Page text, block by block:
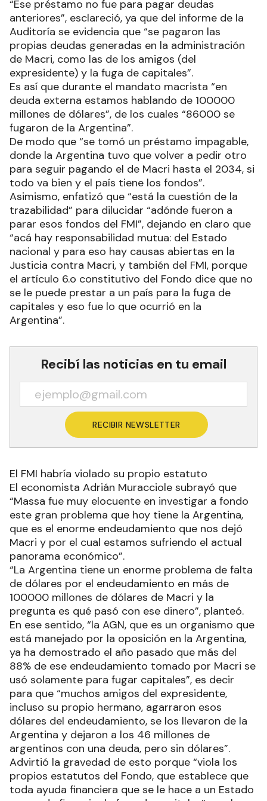
“Ese préstamo no fue para pagar deudas
anteriores”, esclareció, ya que del informe de la
Auditoría se evidencia que “se pagaron las
propias deudas generadas en la administración
de Macri, como las de los amigos (del
expresidente) y la fuga de capitales”.
Es así que durante el mandato macrista “en
deuda externa estamos hablando de 100000
millones de dólares”, de los cuales “86000 se
fugaron de la Argentina”.
De modo que “se tomó un préstamo impagable,
donde la Argentina tuvo que volver a pedir otro
para seguir pagando el de Macri hasta el 2034, si
todo va bien y el país tiene los fondos”.
Asimismo, enfatizó que “está la cuestión de la
trazabilidad” para dilucidar “adónde fueron a
parar esos fondos del FMI”, dejando en claro que
“acá hay responsabilidad mutua: del Estado
nacional y para eso hay causas abiertas en la
Justicia contra Macri, y también del FMI, porque
el artículo 6.o constitutivo del Fondo dice que no
se le puede prestar a un país para la fuga de
capitales y eso fue lo que ocurrió en la
Argentina”.
Recibí las noticias en tu email
RECIBIR NEWSLETTER
El FMI habría violado su propio estatuto
El economista Adrián Muracciole subrayó que
“Massa fue muy elocuente en investigar a fondo
este gran problema que hoy tiene la Argentina,
que es el enorme endeudamiento que nos dejó
Macri y por el cual estamos sufriendo el actual
panorama económico”.
“La Argentina tiene un enorme problema de falta
de dólares por el endeudamiento en más de
100000 millones de dólares de Macri y la
pregunta es qué pasó con ese dinero”, planteó.
En ese sentido, “la AGN, que es un organismo que
está manejado por la oposición en la Argentina,
ya ha demostrado el año pasado que más del
88% de ese endeudamiento tomado por Macri se
usó solamente para fugar capitales”, es decir
para que “muchos amigos del expresidente,
incluso su propio hermano, agarraron esos
dólares del endeudamiento, se los llevaron de la
Argentina y dejaron a los 46 millones de
argentinos con una deuda, pero sin dólares”.
Advirtió la gravedad de esto porque “viola los
propios estatutos del Fondo, que establece que
toda ayuda financiera que se le hace a un Estado